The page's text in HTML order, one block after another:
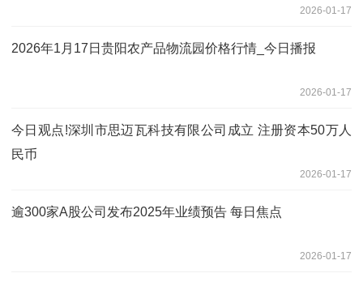
2026-01-17
2026年1月17日贵阳农产品物流园价格行情_今日播报
2026-01-17
今日观点!深圳市思迈瓦科技有限公司成立 注册资本50万人
民币
2026-01-17
逾300家A股公司发布2025年业绩预告 每日焦点
2026-01-17